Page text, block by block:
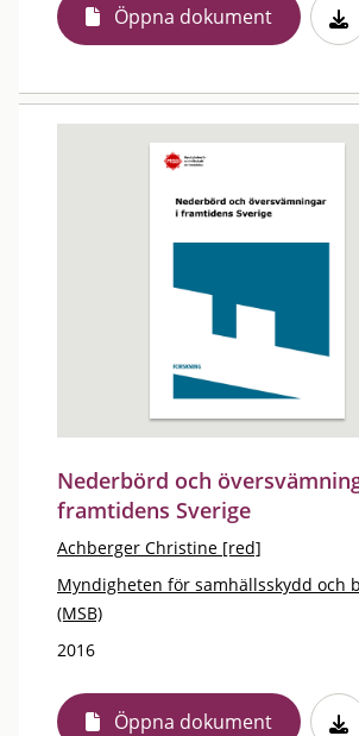
Öppna dokument
Nederbörd och
framtidens Sverige
Achberger Christine [red]
Myndigheten för samhällsskydd och
(MSB)
2016
Öppna dokument